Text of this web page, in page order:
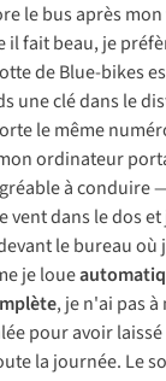
le bus après mon
il fait beau, je
de Blue-bikes
une clé dans le
le même
ordinateur
à conduire
vent dans le dos
le bureau où
je loue
, je n'ai pas
pour avoir
la journée. Le